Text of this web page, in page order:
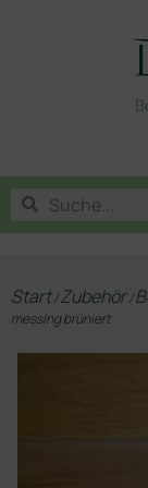
Start/Zubehör/
messing brüniert